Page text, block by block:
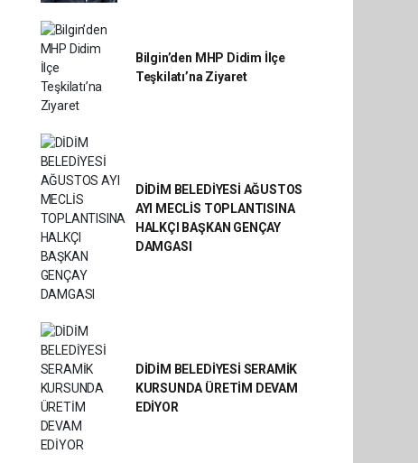
Bilgin’den MHP Didim İlçe
Teşkilatı’na Ziyaret
DİDİM BELEDİYESİ AĞUSTOS
AYI MECLİS TOPLANTISINA
HALKÇI BAŞKAN GENÇAY
DAMGASI
DİDİM BELEDİYESİ SERAMİK
KURSUNDA ÜRETİM DEVAM
EDİYOR